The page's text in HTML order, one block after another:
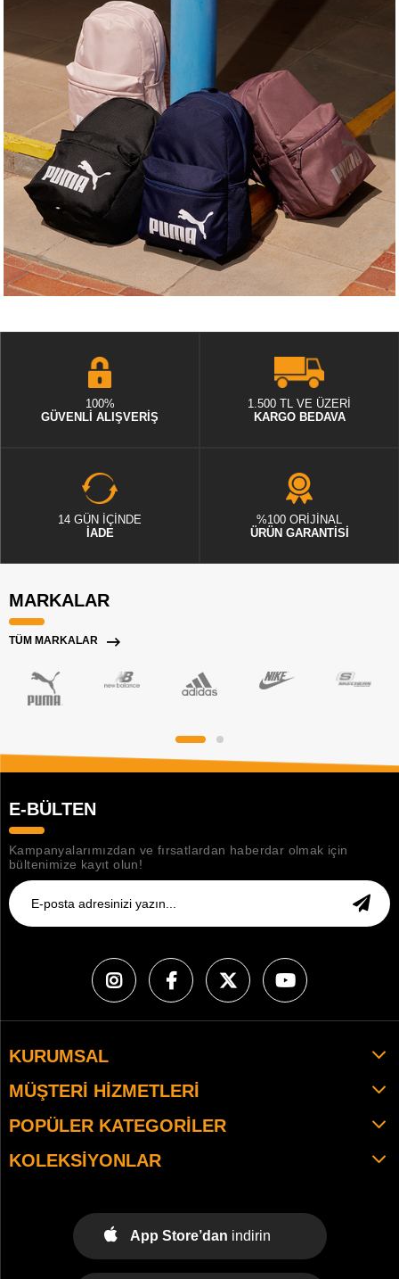
100%
GÜVENLİ ALIŞVERİŞ
1.500 TL VE ÜZERİ
KARGO BEDAVA
14 GÜN İÇİNDE
İADE
%100 ORİJİNAL
ÜRÜN GARANTİSİ
MARKALAR
TÜM MARKALAR
E-BÜLTEN
Kampanyalarımızdan ve fırsatlardan haberdar olmak için
bültenimize kayıt olun!
KURUMSAL
MÜŞTERI HIZMETLERI
POPÜLER KATEGORILER
KOLEKSIYONLAR
App Store’dan indirin